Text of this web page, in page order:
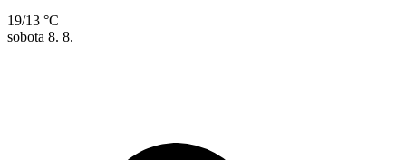
19/13 °C
sobota 8. 8.